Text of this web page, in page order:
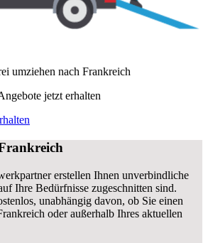
umziehen nach Frankreich
jetzt erhalten
erstellen Ihnen unverbindliche
Ihre Bedürfnisse zugeschnitten sind.
unabhängig davon, ob Sie einen
oder außerhalb Ihres aktuellen